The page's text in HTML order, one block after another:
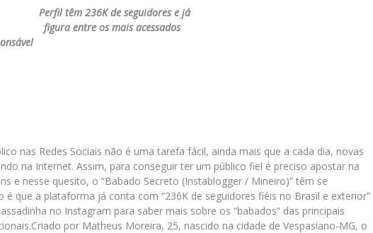
Perfil têm 236K de seguidores e já
figura entre os mais acessados
nas Redes Sociais não é uma tarefa fácil, ainda mais que a cada dia, novas
na Internet. Assim, para conseguir ter um público fiel é preciso apostar na
e nesse quesito, o “Babado Secreto (Instablogger / Mineiro)” têm se
é que a plataforma já conta com “236K de seguidores fiéis no Brasil e exterior”
no Instagram para saber mais sobre os “babados” das principais
por Matheus Moreira, 25, nascido na cidade de Vespasiano-MG, o